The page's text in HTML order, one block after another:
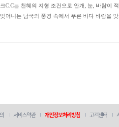
C.C는 천혜의 지형 조건으로 안개, 눈, 바람이
어내는 남국의 풍경 속에서 푸른 바다 바람을
서비스약관 개인정보처리방침 고객센터